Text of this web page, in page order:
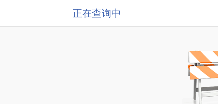
正在查询中